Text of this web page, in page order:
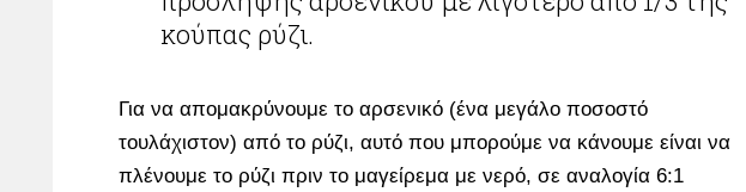
κούπας ρύζι.
Για να απομακρύνουμε το αρσενικό (ένα μεγάλο ποσοστό
τουλάχιστον) από το ρύζι, αυτό που μπορούμε να κάνουμε είναι να
πλένουμε το ρύζι πριν το μαγείρεμα με νερό, σε αναλογία 6:1